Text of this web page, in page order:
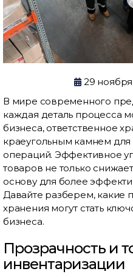
29
В мире современного
каждая деталь процесса
бизнеса, ответственное
краеугольным камнем для
операций. Эффективное
товаров не только
основу для более
Давайте разберем, какие
хранения могут стать
бизнеса.
Прозрачность и
инвентаризации